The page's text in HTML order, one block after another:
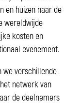
en huizen naar de
wereldwijde
kosten en
evenement.
we verschillende
netwerk van
de deelnemers